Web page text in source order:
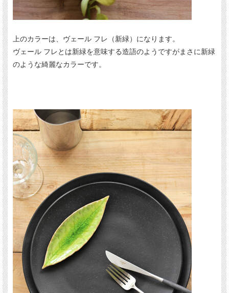
上のカラーは、ヴェール フレ（新緑）になります。
ヴェール フレとは新緑を意味する造語のようですがまさに新緑
のような綺麗なカラーです。